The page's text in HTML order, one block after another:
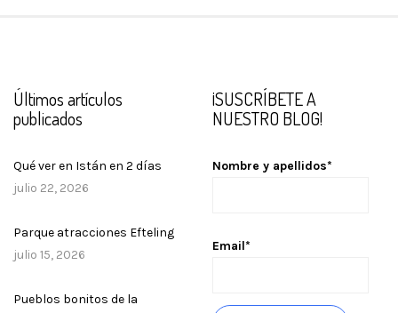
Últimos artículos
publicados
Qué ver en Istán en 2 días
julio 22, 2026
Parque atracciones Efteling
julio 15, 2026
Pueblos bonitos de la
¡SUSCRÍBETE A
NUESTRO BLOG!
Nombre y apellidos*
Email*